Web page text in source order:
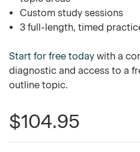
Custom study sessions
3 full-length, timed
Start for free today with a
diagnostic and access to a
outline topic.
$104.95